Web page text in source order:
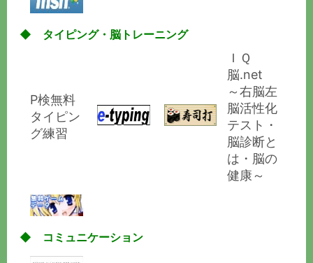
◆ タイピング・脳トレーニング
P検無料
タイピン
グ練習
ＩＱ
脳.net
～右脳左
脳活性化
テスト・
脳診断と
は・脳の
健康～
◆ コミュニケーション